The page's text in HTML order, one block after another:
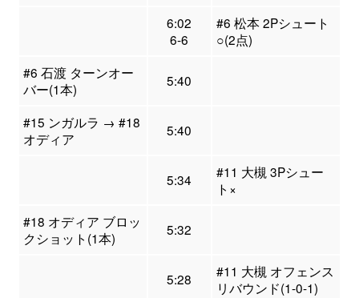
6:02
6-6
#6 松本 2Pシュート
○(2点)
#6 石渡 ターンオー
バー(1本)
5:40
#15 ンガルラ → #18
オディア
5:40
5:34
#11 大槻 3Pシュー
ト×
#18 オディア ブロッ
クショット(1本)
5:32
5:28
#11 大槻 オフェンス
リバウンド(1-0-1)